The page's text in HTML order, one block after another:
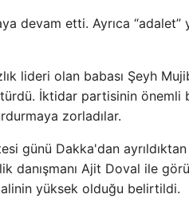
devam etti. Ayrıca “adalet”
lideri olan babası Şeyh
İktidar partisinin önemli
zorladılar.
günü Dakka'dan
danışmanı Ajit Doval ile
yüksek olduğu belirtildi.